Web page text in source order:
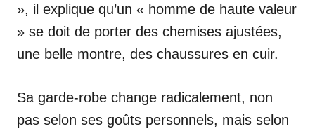
», il explique qu’un « homme de haute valeur
» se doit de porter des chemises ajustées,
une belle montre, des chaussures en cuir.
Sa garde-robe change radicalement, non
pas selon ses goûts personnels, mais selon